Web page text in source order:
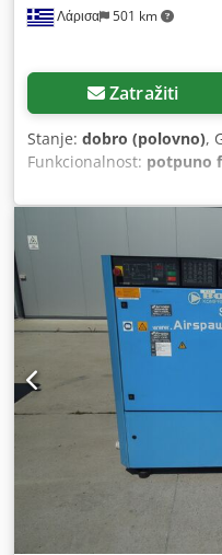
Λάρισα 501 km
Zatražiti
Stanje: dobro (polovno),
Funkcionalnost: potpuno
45 kW
Kompresor je renoviran i
(airend) nakon
Dkedpey R Sywefx Acner